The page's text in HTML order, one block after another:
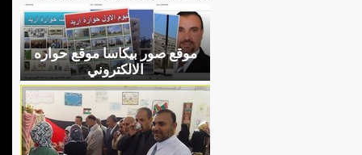
موقع صور بيكاسا موقع حواره
الالكتروني